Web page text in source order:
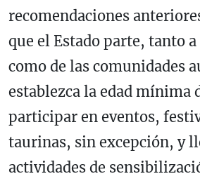
recomendaciones
que el Estado parte, tanto
como de las comunidades
establezca la edad mínima
participar en eventos,
taurinas, sin excepción, y
actividades de